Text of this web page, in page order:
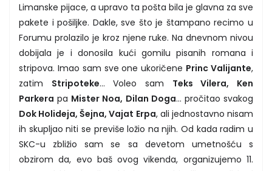
Limanske pijace, a upravo ta pošta bila je glavna za sve
pakete i pošiljke. Dakle, sve što je štampano recimo u
Forumu prolazilo je kroz njene ruke. Na dnevnom nivou
dobijala je i donosila kući gomilu pisanih romana i
stripova. Imao sam sve one ukoričene Princ Valijante,
zatim Stripoteke... Voleo sam Teks Vilera, Ken
Parkera pa Mister Noa, Dilan Doga... pročitao svakog
Dok Holideja, Šejna, Vajat Erpa, ali jednostavno nisam
ih skupljao niti se previše ložio na njih. Od kada radim u
SKC-u zbližio sam se sa devetom umetnošću s
obzirom da, evo baš ovog vikenda, organizujemo 11.